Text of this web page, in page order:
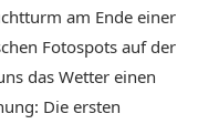
am Ende einer
Fotospots auf der
das Wetter einen
Die ersten